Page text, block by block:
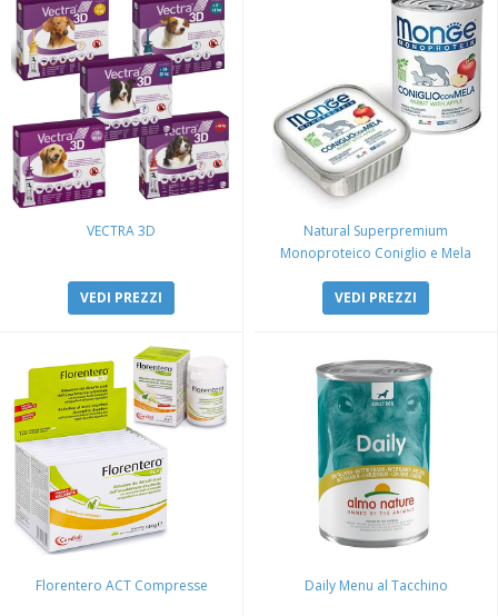
VECTRA 3D
VEDI PREZZI
Natural Superpremium
Monoproteico Coniglio e Mela
VEDI PREZZI
Florentero ACT Compresse Daily Menu al Tacchino